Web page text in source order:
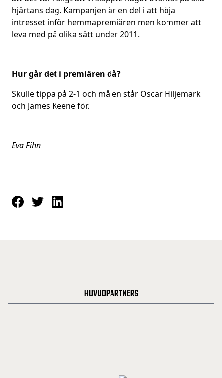
hjärtans dag. Kampanjen är en del i att höja
intresset inför hemmapremiären men kommer att
leva med på olika sätt under 2011.
Hur går det i premiären då?
Skulle tippa på 2-1 och målen står Oscar Hiljemark
och James Keene för.
Eva Fihn
HUVUDPARTNERS